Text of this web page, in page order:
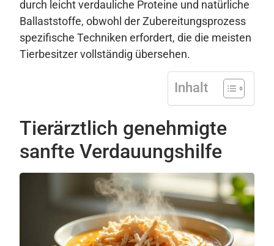
durch leicht verdauliche Proteine und natürliche
Ballaststoffe, obwohl der Zubereitungsprozess
spezifische Techniken erfordert, die die meisten
Tierbesitzer vollständig übersehen.
Inhalt
Tierärztlich genehmigte
sanfte Verdauungshilfe